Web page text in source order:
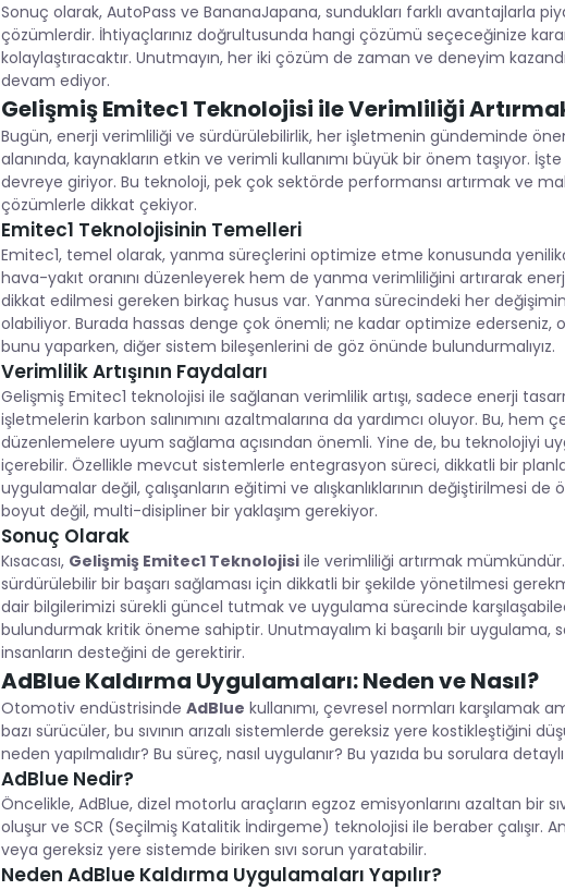
Sonuç olarak, AutoPass ve BananaJapana, sundukları farklı avantajlarla
çözümlerdir. İhtiyaçlarınız doğrultusunda hangi çözümü seçeceğinize
kolaylaştıracaktır. Unutmayın, her iki çözüm de zaman ve deneyim
devam ediyor.
Gelişmiş Emitec1 Teknolojisi ile Verimliliği
Bugün, enerji verimliliği ve sürdürülebilirlik, her işletmenin gündeminde
alanında, kaynakların etkin ve verimli kullanımı büyük bir önem taşıyor.
devreye giriyor. Bu teknoloji, pek çok sektörde performansı artırmak ve
çözümlerle dikkat çekiyor.
Emitec1 Teknolojisinin Temelleri
Emitec1, temel olarak, yanma süreçlerini optimize etme konusunda
hava-yakıt oranını düzenleyerek hem de yanma verimliliğini artırarak
dikkat edilmesi gereken birkaç husus var. Yanma sürecindeki her
olabiliyor. Burada hassas denge çok önemli; ne kadar optimize ederseniz,
bunu yaparken, diğer sistem bileşenlerini de göz önünde bulundurmalıyız.
Verimlilik Artışının Faydaları
Gelişmiş Emitec1 teknolojisi ile sağlanan verimlilik artışı, sadece enerji
işletmelerin karbon salınımını azaltmalarına da yardımcı oluyor. Bu, hem
düzenlemelere uyum sağlama açısından önemli. Yine de, bu teknolojiyi
içerebilir. Özellikle mevcut sistemlerle entegrasyon süreci, dikkatli bir
uygulamalar değil, çalışanların eğitimi ve alışkanlıklarının değiştirilmesi
boyut değil, multi-disipliner bir yaklaşım gerekiyor.
Sonuç Olarak
Kısacası, Gelişmiş Emitec1 Teknolojisiile verimliliği artırmak
sürdürülebilir bir başarı sağlaması için dikkatli bir şekilde yönetilmesi
dair bilgilerimizi sürekli güncel tutmak ve uygulama sürecinde
bulundurmak kritik öneme sahiptir. Unutmayalım ki başarılı bir uygulama,
insanların desteğini de gerektirir.
AdBlue Kaldırma Uygulamaları: Neden ve Nasıl?
Otomotiv endüstrisinde AdBlue kullanımı, çevresel normları karşılamak
bazı sürücüler, bu sıvının arızalı sistemlerde gereksiz yere kostikleştiğini
neden yapılmalıdır? Bu süreç, nasıl uygulanır? Bu yazıda bu sorulara
AdBlue Nedir?
Öncelikle, AdBlue, dizel motorlu araçların egzoz emisyonlarını azaltan bir
oluşur ve SCR (Seçilmiş Katalitik İndirgeme) teknolojisi ile beraber çalışır.
veya gereksiz yere sistemde biriken sıvı sorun yaratabilir.
Neden AdBlue Kaldırma Uygulamaları Yapılır?